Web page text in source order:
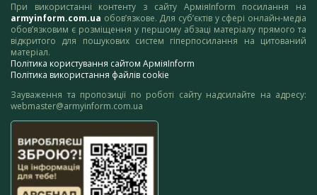
При використанні контенту з сайту АрміяInform посилання на
armyinform.com.ua обов’язкове. Для суб’єктів у сфері онлайн-медіа
обов’язковим є розміщення у першому абзаці матеріалу прямого та
відкритого для пошукових систем гіперпосилання на цитований
матеріал.
Політика користування сайтом АрміяInform
Політика використання файлів cookie
Зауваження та пропозиції по роботі сайту надсилайте на адресу:
webmaster@armyinform.com.ua